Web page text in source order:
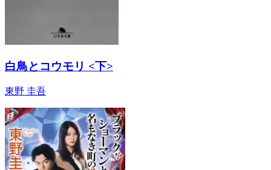
白鳥とコウモリ <下>
東野 圭吾